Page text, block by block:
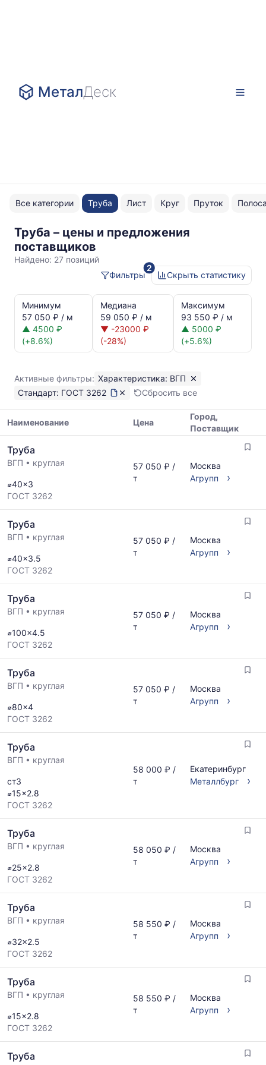
МеталДеск
Все категории Труба Лист Круг Пруток
Труба – цены и предложения
поставщиков
ГОСТ
3262
Найдено: 27 позиций
2
Фильтры
Скрыть статистику
динамика
цен:
Труба
ВГП
3262
Показаны
минимальная,
медианная
и
цена
по
данным
прайс-
листов
последний
месяц.
рассчитывается
по
актуальным
предложениям
и
по
мере
обновления
прайс-
листов.
Минимум
57 050 ₽ / м
▲ 4500 ₽
(+8.6%)
Медиана
59 050 ₽ / м
▼ -23000 ₽
(-28%)
Максимум
93 550 ₽ / м
▲ 5000 ₽
(+5.6%)
Активные фильтры: Характеристика: ВГП
Стандарт: ГОСТ 3262
Сбросить все
цен
на
указанием
ГОСТ,
размеров
по
запросу
Наименование Цена
Город,
Поставщик
Труба
ВГП • круглая
⌀40x3
ГОСТ 3262
57 050 ₽ /
т
Москва
Агрупп
›
Труба
ВГП • круглая
⌀40x3.5
ГОСТ 3262
57 050 ₽ /
т
Москва
Агрупп
›
Труба
ВГП • круглая
⌀100x4.5
ГОСТ 3262
57 050 ₽ /
т
Москва
Агрупп
›
Труба
ВГП • круглая
⌀80x4
ГОСТ 3262
57 050 ₽ /
т
Москва
Агрупп
›
Труба
ВГП • круглая
ст3
⌀15x2.8
ГОСТ 3262
58 000 ₽ /
т
Екатеринбург
Металлбург
›
Труба
ВГП • круглая
⌀25x2.8
ГОСТ 3262
58 050 ₽ /
т
Москва
Агрупп
›
Труба
ВГП • круглая
⌀32x2.5
ГОСТ 3262
58 550 ₽ /
т
Москва
Агрупп
›
Труба
ВГП • круглая
⌀15x2.8
ГОСТ 3262
58 550 ₽ /
т
Москва
Агрупп
›
Труба